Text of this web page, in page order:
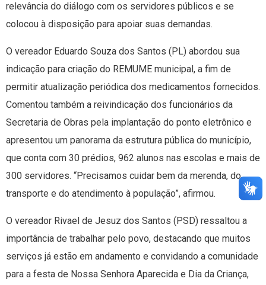
relevância do diálogo com os servidores públicos e se
colocou à disposição para apoiar suas demandas.
O vereador Eduardo Souza dos Santos (PL) abordou sua
indicação para criação do REMUME municipal, a fim de
permitir atualização periódica dos medicamentos fornecidos.
Comentou também a reivindicação dos funcionários da
Secretaria de Obras pela implantação do ponto eletrônico e
apresentou um panorama da estrutura pública do município,
que conta com 30 prédios, 962 alunos nas escolas e mais de
300 servidores. “Precisamos cuidar bem da merenda, do
transporte e do atendimento à população”, afirmou.
O vereador Rivael de Jesuz dos Santos (PSD) ressaltou a
importância de trabalhar pelo povo, destacando que muitos
serviços já estão em andamento e convidando a comunidade
para a festa de Nossa Senhora Aparecida e Dia da Criança,